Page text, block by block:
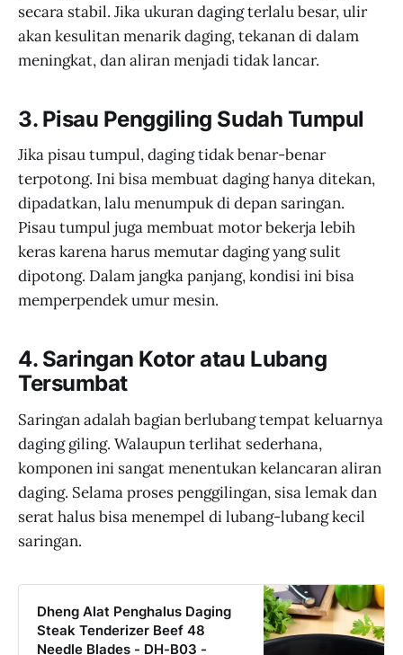
secara stabil. Jika ukuran daging terlalu besar, ulir
akan kesulitan menarik daging, tekanan di dalam
meningkat, dan aliran menjadi tidak lancar.
3. Pisau Penggiling Sudah Tumpul
Jika pisau tumpul, daging tidak benar-benar
terpotong. Ini bisa membuat daging hanya ditekan,
dipadatkan, lalu menumpuk di depan saringan.
Pisau tumpul juga membuat motor bekerja lebih
keras karena harus memutar daging yang sulit
dipotong. Dalam jangka panjang, kondisi ini bisa
memperpendek umur mesin.
4. Saringan Kotor atau Lubang
Tersumbat
Saringan adalah bagian berlubang tempat keluarnya
daging giling. Walaupun terlihat sederhana,
komponen ini sangat menentukan kelancaran aliran
daging. Selama proses penggilingan, sisa lemak dan
serat halus bisa menempel di lubang-lubang kecil
saringan.
Dheng Alat Penghalus Daging
Steak Tenderizer Beef 48
Needle Blades - DH-B03 -